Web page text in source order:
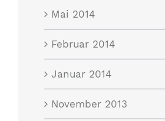
Mai 2014
Februar 2014
Januar 2014
November 2013